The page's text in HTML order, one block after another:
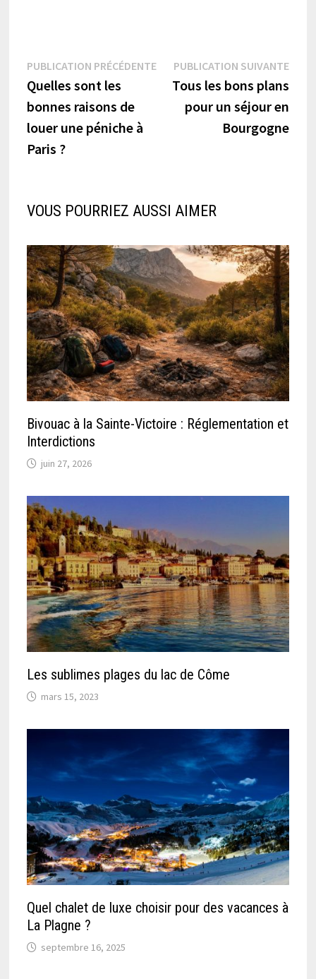
Navigation
de
l’article
PUBLICATION PRÉCÉDENTEPublication
précédente :
Quelles sont les
bonnes raisons de
louer une péniche à
Paris ?
PUBLICATION SUIVANTE
Tous les bons plans
pour un séjour en
Bourgogne
VOUS POURRIEZ AUSSI AIMER
Bivouac à la Sainte-Victoire : Réglementation et
Interdictions
juin 27, 2026
Les sublimes plages du lac de Côme
mars 15, 2023
Quel chalet de luxe choisir pour des vacances à
La Plagne ?
septembre 16, 2025